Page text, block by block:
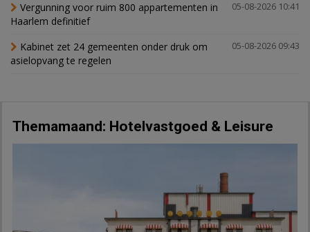
05-08-2026 10:41
Vergunning voor ruim 800 appartementen in
Haarlem definitief
05-08-2026 09:43
Kabinet zet 24 gemeenten onder druk om
asielopvang te regelen
Themamaand: Hotelvastgoed & Leisure